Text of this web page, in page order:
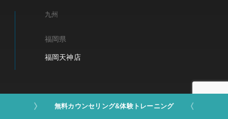
九州
福岡県
福岡天神店
無料カウンセリング&体験トレーニング